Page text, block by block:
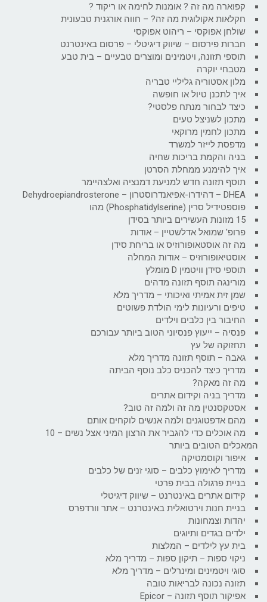
קפוארה מה זה ? אומנות לחימה או ריקוד ?
חקלאות אקולוגית מה זה? – חווה אורגנית טבעונית
שולחן אפוקסי – ריהוט אפוקסי
חברות פירסום – שיווק דיגיטלי – פרסום באינטרנט
תוספי תזונה, ויטמינים ומוצרים טבעיים – בית טבע
מטבחי יוקרה
מלון אסטוריה גליליי טבריה
איך לתכנן טיול או חופשה
כיצד לבחור מנתח פלסטי?
מתכון לשניצל טעים
מתכון לחמין מרוקאי
מדפסת לייזר למשרד
בניה והקמת בריכות שחיה
איך להימנע ממחלת הסרטן
תוסף תזונה חדש למניעת דמנציה ואלצהיימר
DHEA – דהידרו-אפיאנדרוסטרון – Dehydroepiandrosterone
פוספטידיל סרין (Phosphatidylserine) מהו
15 מזונות העשירים ביותר בסידן
פרופ' שמואל אדלשטיין – אודות
מה זה אוסטאופורוזיס או בריחת סידן
אוסטיאופורוזיס – אודות המחלה
תוספי סידן וויטמין D מומלץ
מורינגה תוסף תזונה מדהים
שמן זית אמיתי ואיכותי – מדריך מלא
טיפים ורעיונות לימי הולדת פשוטים
החיבור בין כלבים וילדים
פנסיה – ייעוץ פנסיוני הטוב ביותר עבורכם
תחזוקה של עץ
גאבה – תוסף תזונה מדריך מלא
מדריך כיצד להכניס כלב נוסף הביתה
מה זה מאקה?
מדריך בניה וקידום אתרים
אסטקסנטין מה זה ולמה זה טוב?
מהם אדפטוגנים ולמה אנשים לוקחים אותם
מה אוכלים כדי להגביר את הרצון המיני אצל נשים – 10
המאכלים הטובים ביותר
איפור וקוסמטיקה
מדריך לאימוץ כלבים – סוגי זנים של כלבים
בניית פרגולה בבית פרטי
קידום אתרים באינטרנט – שיווק דיגיטלי
בניית חנות וירטואלית באינטרנט – אתר וורדפרס
יהדות וצמחונות
ילדים בגדים ותיוגים
בית עץ לילדים – המלצות
ניקוי ספות – תיקון ספות – מדריך מלא
סוגי ויטמינים ומינרלים – מדריך מלא
תזונה נכונה לבריאות טובה
אפיקור תוסף תזונה – Epicor